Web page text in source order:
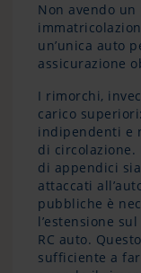
Non avendo
un’unica auto
assicurazione
I rimorchi,
carico
indipendenti e
di circolazione.
di appendici
attaccati
pubbliche è
l’estensione
RC auto.
sufficiente a